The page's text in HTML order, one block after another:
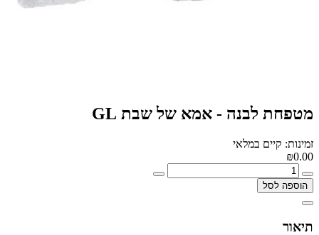
מטפחת לבנה - אמא של שבת GL
זמינות: קיים במלאי
₪0.00
הוספה לסל
תיאור